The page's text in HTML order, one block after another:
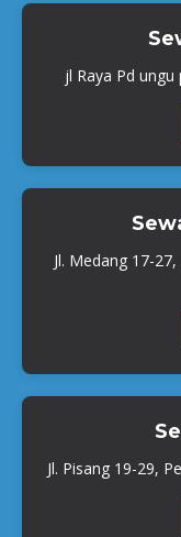
jl Raya Pd
Jl. Medang 17-
Jl. Pisang 19-29,